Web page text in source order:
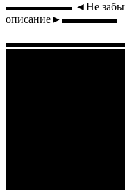
▬▬▬▬▬▬ ◄Не
описание►▬▬▬▬▬